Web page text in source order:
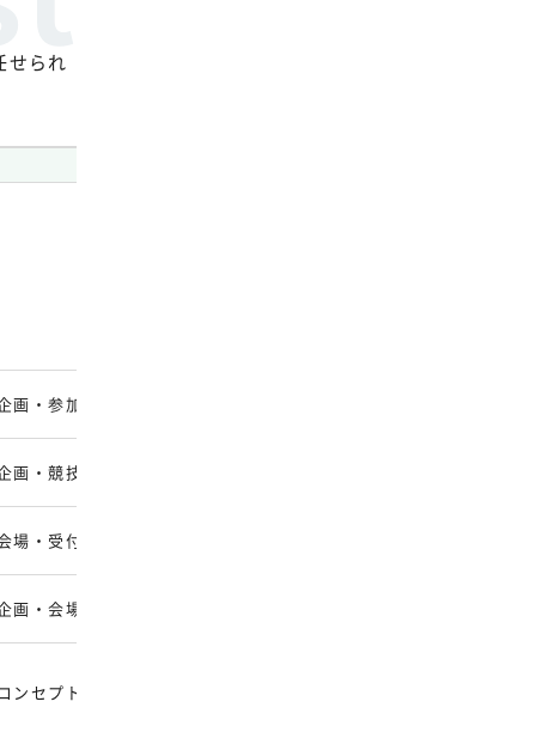
せられ
画・参加型コンテンツ・当日進行
画・競技・体力測定・運営
場・受付・配信・当日運営
画・会場・映像・演出・運営
コンセプト・映像・演出・運営